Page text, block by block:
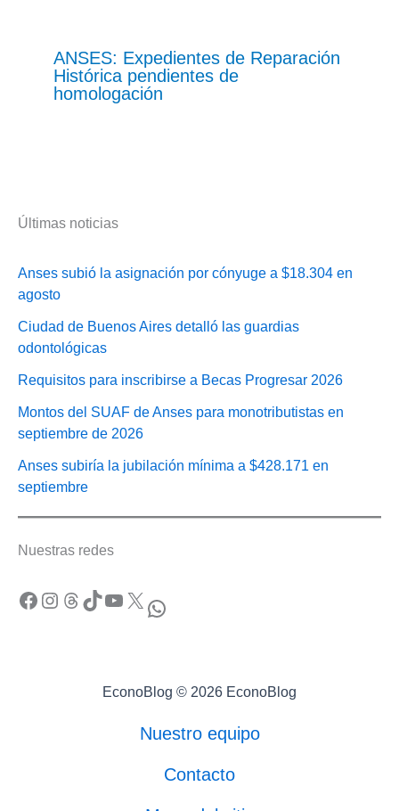
ANSES: Expedientes de Reparación
Histórica pendientes de
homologación
Últimas noticias
Anses subió la asignación por cónyuge a $18.304 en
agosto
Ciudad de Buenos Aires detalló las guardias
odontológicas
Requisitos para inscribirse a Becas Progresar 2026
Montos del SUAF de Anses para monotributistas en
septiembre de 2026
Anses subiría la jubilación mínima a $428.171 en
septiembre
Nuestras redes
Facebook Instagram Threads TikTok YouTube X WhatsApp
EconoBlog © 2026 EconoBlog
Nuestro equipo
Contacto